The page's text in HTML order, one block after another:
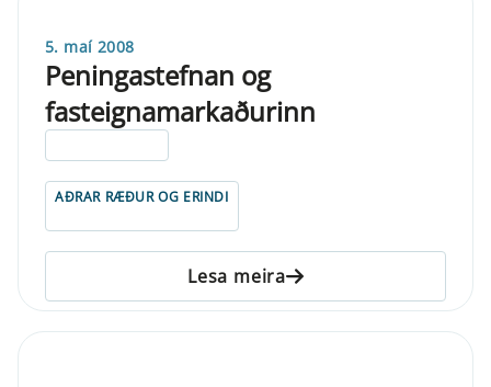
5. maí 2008
Peningastefnan og
fasteignamarkaðurinn
AÐRAR RÆÐUR OG ERINDI
Lesa meira